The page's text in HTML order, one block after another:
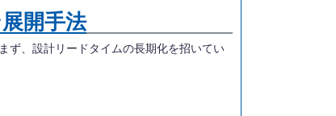
開手法
ず、設計リードタイムの長期化を招いてい